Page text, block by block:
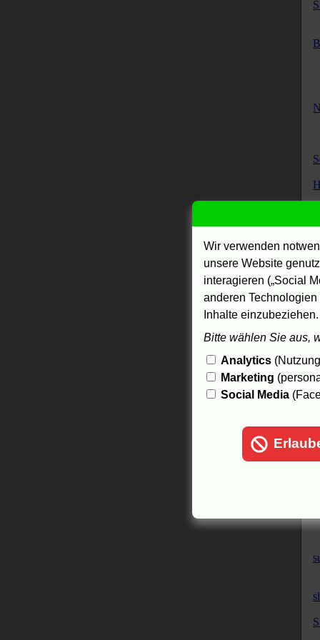
Wir verwenden
unsere Website
interagieren („Social
anderen
Inhalte
Bitte wählen Sie aus,
Analytics
Marketing
Social Media